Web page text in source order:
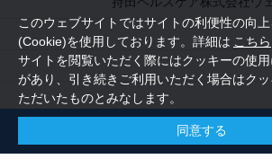
このウェブサイトではサイトの利便性の向
(Cookie)を使用しております。詳細は こちら
サイトを閲覧いただく際にはクッキーの使
があり、引き続きご利用いただく場合はク
ただいたものとみなします。
同意する
Copyright (C) 2016 MOCHIDA HEALTHCARE CO., LTD. Tokyo